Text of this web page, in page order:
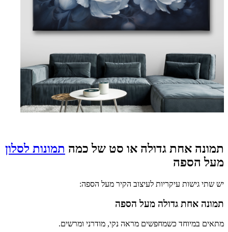
תמונה אחת גדולה או סט של כמה תמונות לסלון
מעל הספה
יש שתי גישות עיקריות לעיצוב הקיר מעל הספה:
תמונה אחת גדולה מעל הספה
מתאים במיוחד כשמחפשים מראה נקי, מודרני ומרשים.